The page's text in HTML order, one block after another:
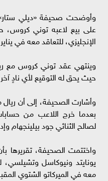
وأوضحت صحيفة «ديلي ستار»
على بيع لاعبه توني كروس،
الإنجليزي، للتعاقد معه في
وينتهي عقد توني كروس مع
حيث يحق له التوقيع لأي نادٍ
وأشارت الصحيفة، إلى أن
بعدما خرج اللاعب من
لصالح الثنائي جود بيلينجهام
واختتمت الصحيفة، تقريرها
يونايتد ونيوكاسل
معه في الميركاتو الشتوي